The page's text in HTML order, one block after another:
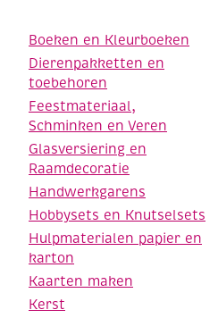
Boeken en Kleurboeken
Dierenpakketten en
toebehoren
Feestmateriaal,
Schminken en Veren
Glasversiering en
Raamdecoratie
Handwerkgarens
Hobbysets en Knutselsets
Hulpmaterialen papier en
karton
Kaarten maken
Kerst